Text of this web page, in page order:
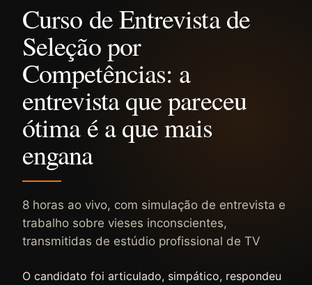
Curso de Entrevista de
Seleção por
Competências: a
entrevista que pareceu
ótima é a que mais
engana
8 horas ao vivo, com simulação de entrevista e
trabalho sobre vieses inconscientes,
transmitidas de estúdio profissional de TV
O candidato foi articulado, simpático, respondeu